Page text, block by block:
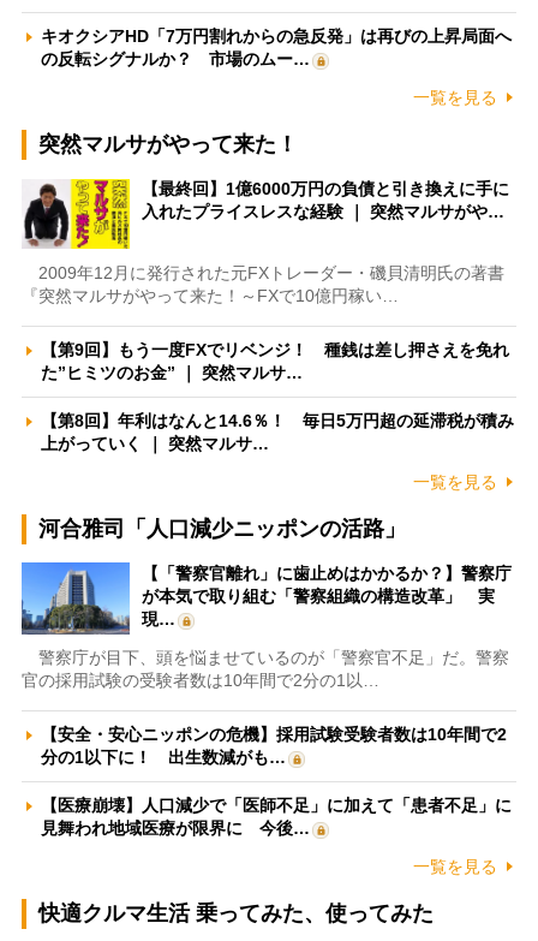
キオクシアHD「7万円割れからの急反発」は再びの上昇局面へ
の反転シグナルか？ 市場のムー…
一覧を見る
突然マルサがやって来た！
【最終回】1億6000万円の負債と引き換えに手に
入れたプライスレスな経験 ｜ 突然マルサがや…
2009年12月に発行された元FXトレーダー・磯貝清明氏の著書
『突然マルサがやって来た！～FXで10億円稼い…
【第9回】もう一度FXでリベンジ！ 種銭は差し押さえを免れ
た”ヒミツのお金” ｜ 突然マルサ…
【第8回】年利はなんと14.6％！ 毎日5万円超の延滞税が積み
上がっていく ｜ 突然マルサ…
一覧を見る
河合雅司「人口減少ニッポンの活路」
【「警察官離れ」に歯止めはかかるか？】警察庁
が本気で取り組む「警察組織の構造改革」 実
現…
警察庁が目下、頭を悩ませているのが「警察官不足」だ。警察
官の採用試験の受験者数は10年間で2分の1以…
【安全・安心ニッポンの危機】採用試験受験者数は10年間で2
分の1以下に！ 出生数減がも…
【医療崩壊】人口減少で「医師不足」に加えて「患者不足」に
見舞われ地域医療が限界に 今後…
一覧を見る
快適クルマ生活 乗ってみた、使ってみた